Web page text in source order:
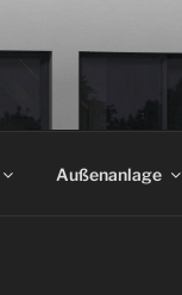
Außenanlage